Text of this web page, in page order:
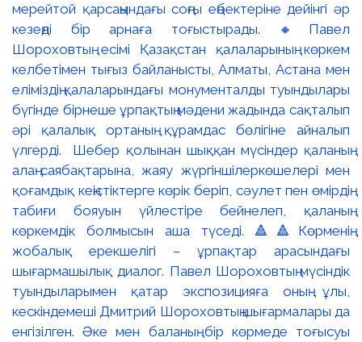
мерейтой қарсаңындағы соңғы еңбектеріне дейінгі әр
кезеңді бір арнаға тоғыстырады. 🔸Павел
Шороховтың есімі Қазақстан қалаларының көркем
келбетімен тығыз байланысты, Алматы, Астана мен
еліміздің қалаларындағы монументалды туындылары
бүгінде бірнеше ұрпақтың мәдени жадында сақталып
әрі қалалық ортаның құрамдас бөлігіне айналып
үлгерді. Шебер қолынан шыққан мүсіндер қаланың
алаң-саябақтарына, жаяу жүргіншілеркөшелері мен
қоғамдық кеңістіктерге көрік беріп, сәулет пен өмірдің
табиғи бояуын үйлестіре бейнелеп, қаланың
көркемдік болмысын аша түседі. 🔺🔺Көрменің
жобалық ерекшелігі – ұрпақтар арасындағы
шығармашылық диалог. Павел Шороховтың мүсіндік
туындыларымен қатар экспозицияға оның ұлы,
кескіндемеші Дмитрий Шороховтың шығармалары да
енгізілген. Әке мен баланың бір көрмеде тоғысуы